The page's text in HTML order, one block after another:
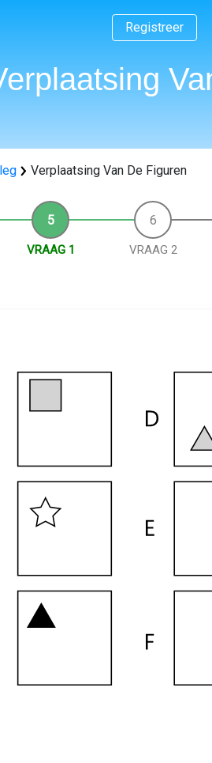
Registreer
Verplaatsing Van De Figuren
VRAAG 1 VRAAG 2